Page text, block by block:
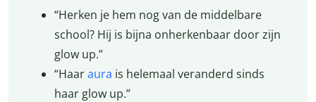
“Herken je hem nog van de middelbare
school? Hij is bijna onherkenbaar door zijn
glow up.”
“Haaraura is helemaal veranderd sinds
haar glow up.”